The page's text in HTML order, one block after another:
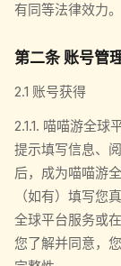
有同等法律效力。
第二条 账号管
2.1 账号获得
2.1.1. 喵喵游全
提示填写信息、
后，成为喵喵游
（如有）填写您
全球平台服务或
您了解并同意，